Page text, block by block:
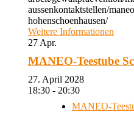
aussenkontaktstellen/
hohenschoenhausen/
Weitere Informationen
27 Apr.
MANEO-Teestube
27. April 2028
18:30 - 20:30
MANEO-